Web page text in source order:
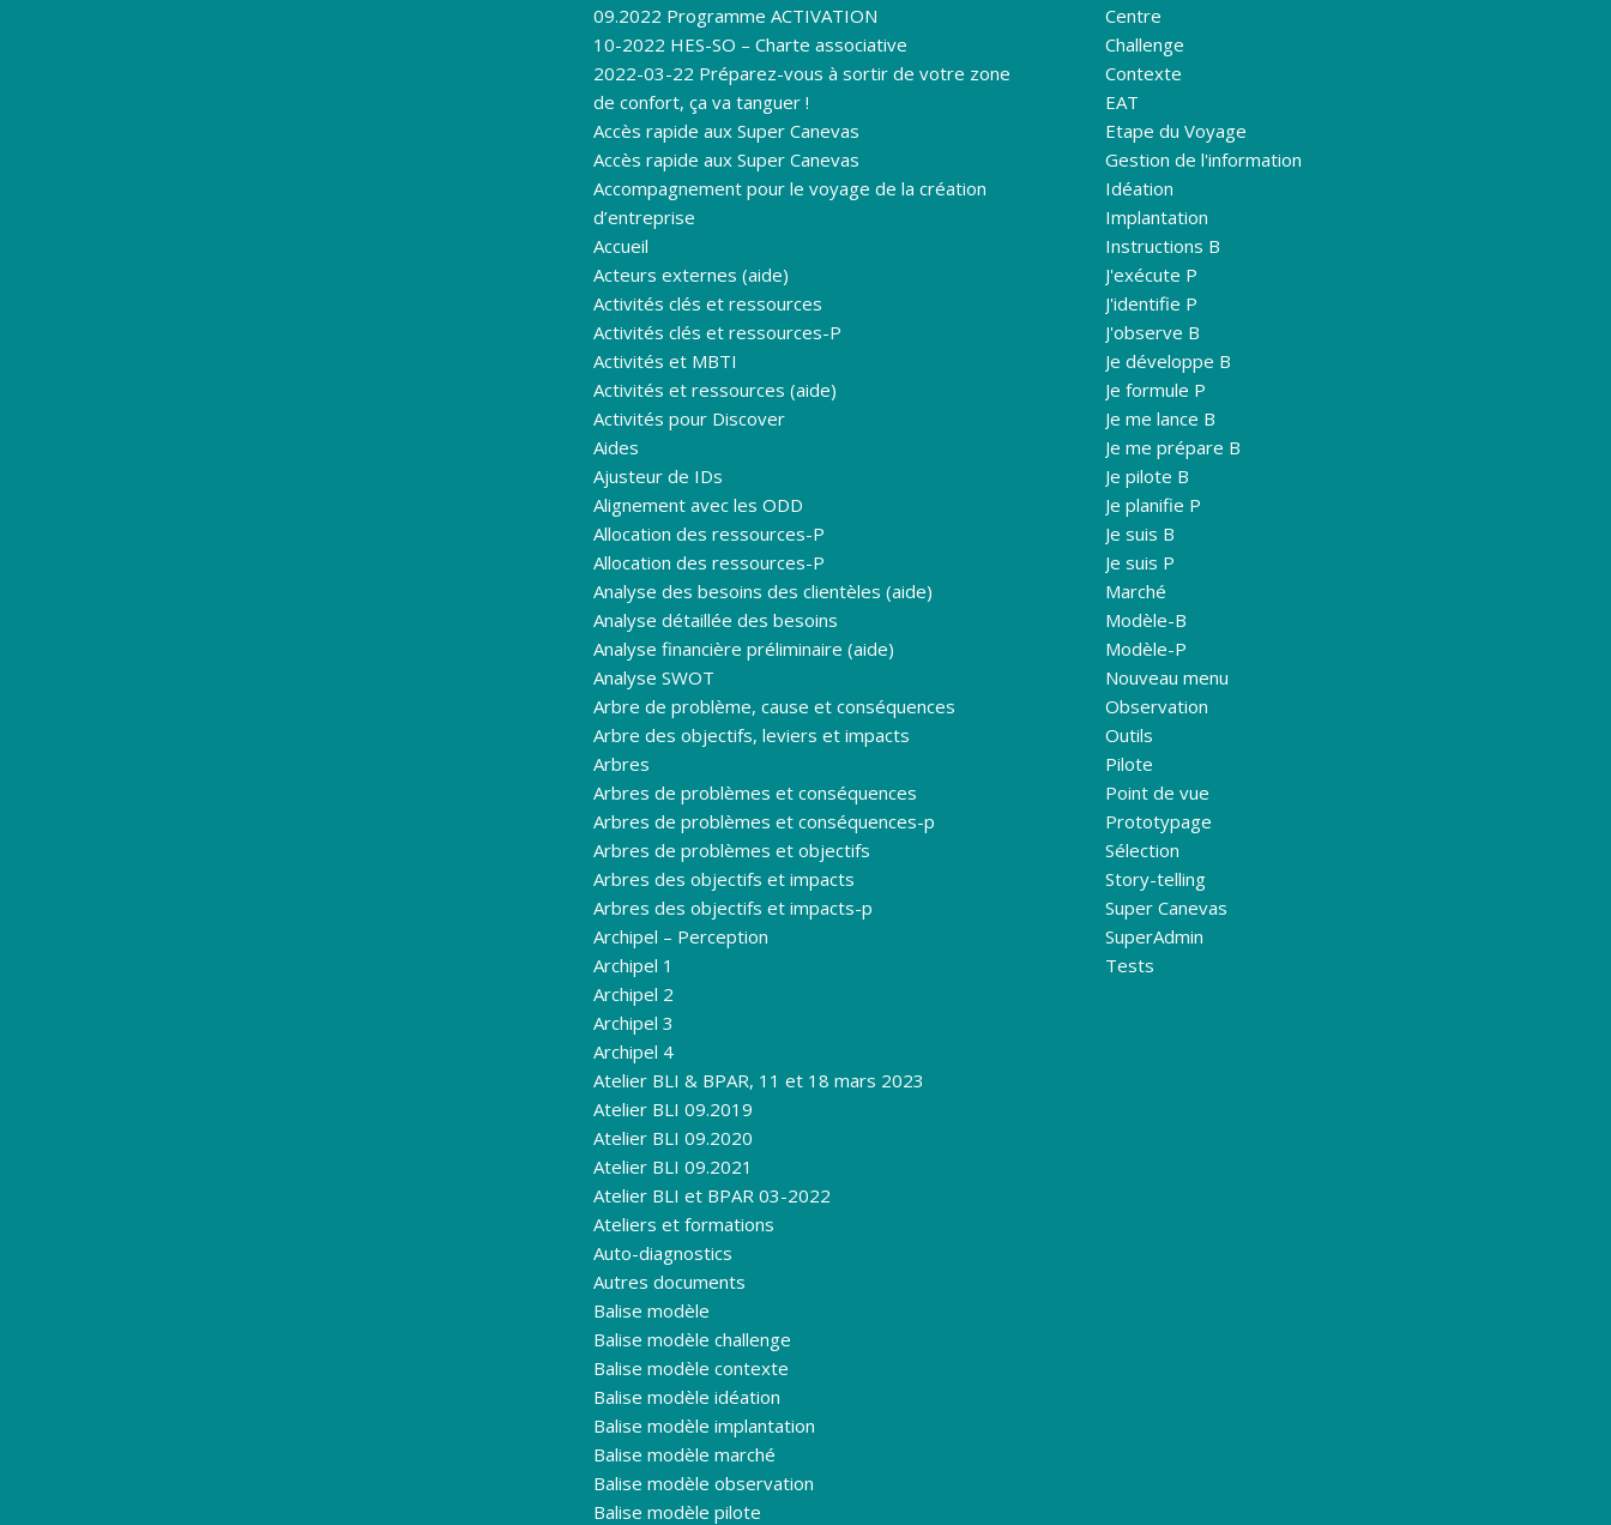
09.2022 Programme ACTIVATION
10-2022 HES-SO – Charte associative
2022-03-22 Préparez-vous à sortir de votre zone
de confort, ça va tanguer !
Accès rapide aux Super Canevas
Accès rapide aux Super Canevas
Accompagnement pour le voyage de la création
d’entreprise
Accueil
Acteurs externes (aide)
Activités clés et ressources
Activités clés et ressources-P
Activités et MBTI
Activités et ressources (aide)
Activités pour Discover
Aides
Ajusteur de IDs
Alignement avec les ODD
Allocation des ressources-P
Allocation des ressources-P
Analyse des besoins des clientèles (aide)
Analyse détaillée des besoins
Analyse financière préliminaire (aide)
Analyse SWOT
Arbre de problème, cause et conséquences
Arbre des objectifs, leviers et impacts
Arbres
Arbres de problèmes et conséquences
Arbres de problèmes et conséquences-p
Arbres de problèmes et objectifs
Arbres des objectifs et impacts
Arbres des objectifs et impacts-p
Archipel – Perception
Archipel 1
Archipel 2
Archipel 3
Archipel 4
Atelier BLI & BPAR, 11 et 18 mars 2023
Atelier BLI 09.2019
Atelier BLI 09.2020
Atelier BLI 09.2021
Atelier BLI et BPAR 03-2022
Ateliers et formations
Auto-diagnostics
Autres documents
Balise modèle
Balise modèle challenge
Balise modèle contexte
Balise modèle idéation
Balise modèle implantation
Balise modèle marché
Balise modèle observation
Balise modèle pilote
Centre
Challenge
Contexte
EAT
Etape du Voyage
Gestion de l'information
Idéation
Implantation
Instructions B
J'exécute P
J'identifie P
J'observe B
Je développe B
Je formule P
Je me lance B
Je me prépare B
Je pilote B
Je planifie P
Je suis B
Je suis P
Marché
Modèle-B
Modèle-P
Nouveau menu
Observation
Outils
Pilote
Point de vue
Prototypage
Sélection
Story-telling
Super Canevas
SuperAdmin
Tests